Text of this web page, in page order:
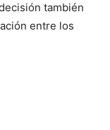
también
entre los